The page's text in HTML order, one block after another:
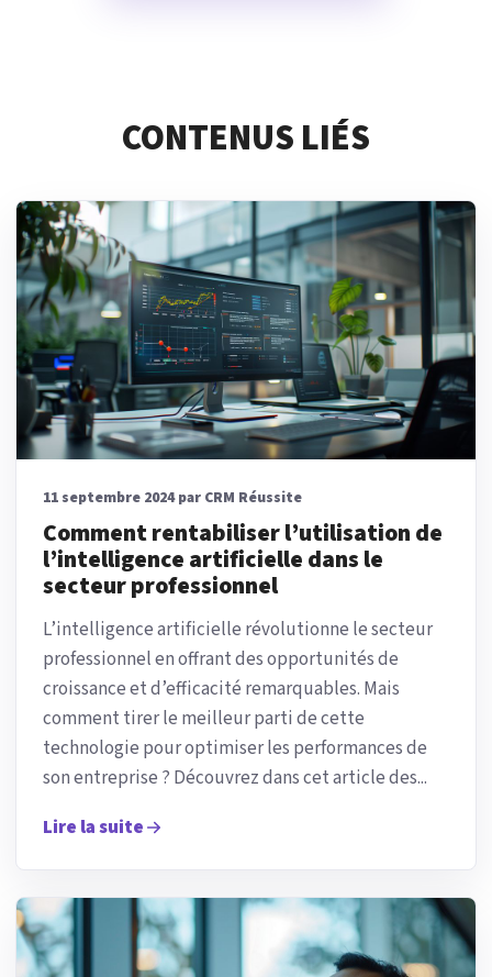
CONTENUS LIÉS
11 septembre 2024 par CRM Réussite
Comment rentabiliser l’utilisation de
l’intelligence artificielle dans le
secteur professionnel
L’intelligence artificielle révolutionne le secteur
professionnel en offrant des opportunités de
croissance et d’efficacité remarquables. Mais
comment tirer le meilleur parti de cette
technologie pour optimiser les performances de
son entreprise ? Découvrez dans cet article des...
Lire la suite